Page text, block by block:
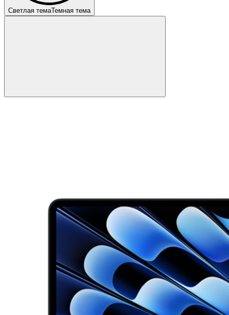
Светлая темаТемная тема